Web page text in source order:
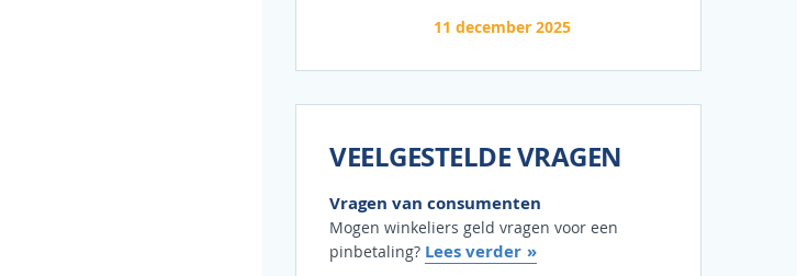
11 december 2025
VEELGESTELDE VRAGEN
Vragen van consumenten
Mogen winkeliers geld vragen voor een
pinbetaling? Lees verder